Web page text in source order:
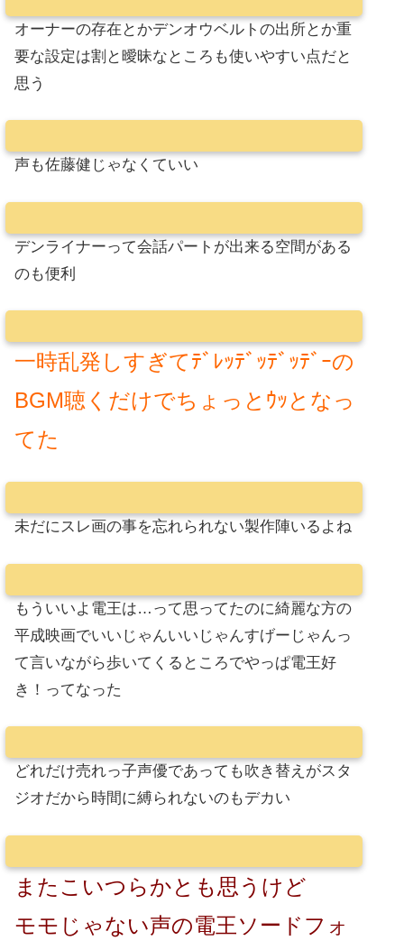
オーナーの存在とかデンオウベルトの出所とか重
要な設定は割と曖昧なところも使いやすい点だと
思う
声も佐藤健じゃなくていい
デンライナーって会話パートが出来る空間がある
のも便利
一時乱発しすぎてﾃﾞﾚｯﾃﾞｯﾃﾞｯﾃﾞｰの
BGM聴くだけでちょっとｳｯとなっ
てた
未だにスレ画の事を忘れられない製作陣いるよね
もういいよ電王は…って思ってたのに綺麗な方の
平成映画でいいじゃんいいじゃんすげーじゃんっ
て言いながら歩いてくるところでやっぱ電王好
き！ってなった
どれだけ売れっ子声優であっても吹き替えがスタ
ジオだから時間に縛られないのもデカい
またこいつらかとも思うけど
モモじゃない声の電王ソードフォ